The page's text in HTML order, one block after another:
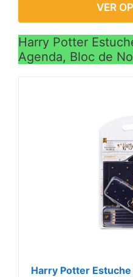
VER
Harry Potter
Agenda, Bloc de
Harry Potter